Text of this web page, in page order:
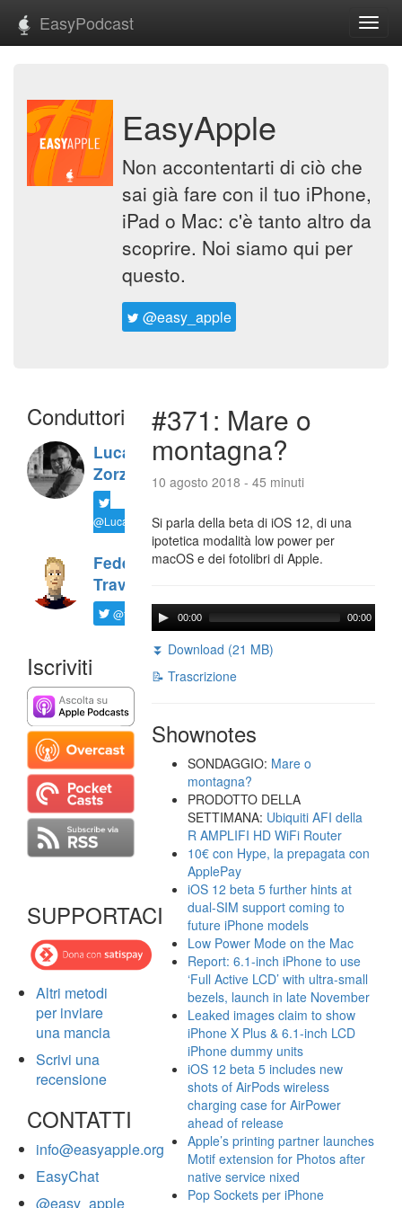
EasyPodcast
EasyApple
Non accontentarti di ciò che
sai già fare con il tuo iPhone,
iPad o Mac: c'è tanto altro da
scoprire. Noi siamo qui per
questo.
@easy_apple
Conduttori
Luca
Zorzi
@LucaTNT
Federico
Travaini
@ftrava
Iscriviti
SUPPORTACI
Altri metodi
per inviare
una mancia
Scrivi una
recensione
CONTATTI
info@easyapple.org
EasyChat
@easy_apple
#371: Mare o
montagna?
10 agosto 2018 - 45 minuti
Si parla della beta di iOS 12, di una
ipotetica modalità low power per
macOS e dei fotolibri di Apple.
00:00 00:00
⏬ Download (21 MB)
📝 Trascrizione
Shownotes
SONDAGGIO: Mare o
montagna?
PRODOTTO DELLA
SETTIMANA: Ubiquiti AFI della
R AMPLIFI HD WiFi Router
10€ con Hype, la prepagata con
ApplePay
iOS 12 beta 5 further hints at
dual-SIM support coming to
future iPhone models
Low Power Mode on the Mac
Report: 6.1-inch iPhone to use
‘Full Active LCD’ with ultra-small
bezels, launch in late November
Leaked images claim to show
iPhone X Plus & 6.1-inch LCD
iPhone dummy units
iOS 12 beta 5 includes new
shots of AirPods wireless
charging case for AirPower
ahead of release
Apple’s printing partner launches
Motif extension for Photos after
native service nixed
Pop Sockets per iPhone